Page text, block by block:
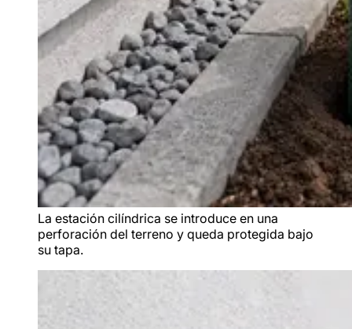
La estación cilíndrica se introduce en una
perforación del terreno y queda protegida bajo
su tapa.